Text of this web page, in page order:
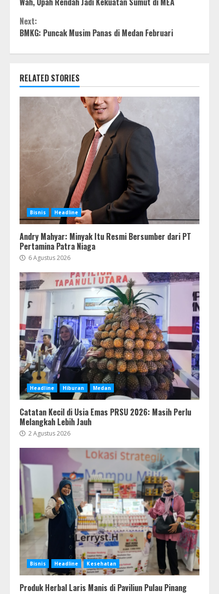
Reading
Next:
BMKG: Puncak Musim Panas di Medan Februari
RELATED STORIES
Bisnis Headline
Andry Mahyar: Minyak Itu Resmi Bersumber dari PT
Pertamina Patra Niaga
6 Agustus 2026
Headline Hiburan Medan
Catatan Kecil di Usia Emas PRSU 2026: Masih Perlu
Melangkah Lebih Jauh
2 Agustus 2026
Bisnis Headline Kesehatan
Produk Herbal Laris Manis di Paviliun Pulau Pinang